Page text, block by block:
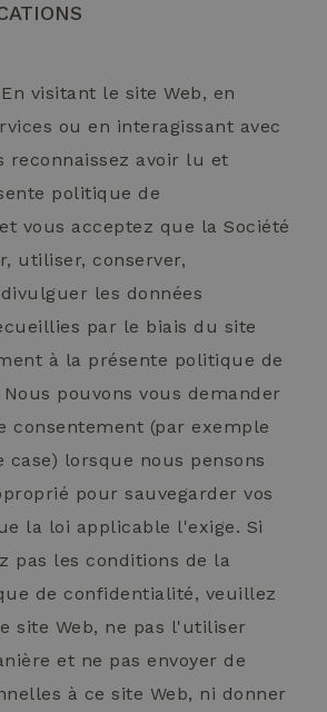
En visitant le site Web, en
ou en interagissant avec
reconnaissez avoir lu et
politique de
vous acceptez que la Société
utiliser, conserver,
les données
par le biais du site
à la présente politique de
pouvons vous demander
consentement (par exemple
case) lorsque nous pensons
pour sauvegarder vos
la loi applicable l'exige. Si
pas les conditions de la
de confidentialité, veuillez
site Web, ne pas l'utiliser
et ne pas envoyer de
à ce site Web, ni donner